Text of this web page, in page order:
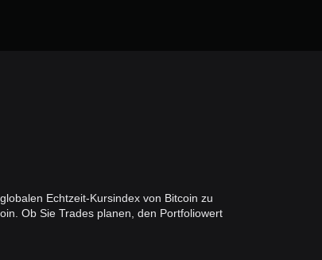
Echtzeit-Kursindex von Bitcoin zu
Ob Sie Trades planen, den Portfoliowert